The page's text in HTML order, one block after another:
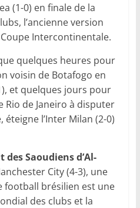
(1-0) en finale de la
l’ancienne version
Intercontinentale.
quelques heures pour
voisin de Botafogo en
et quelques jours pour
Rio de Janeiro à disputer
l’Inter Milan (2-0)
des Saoudiens d’Al-
City (4-3), une
football brésilien est une
des clubs et la